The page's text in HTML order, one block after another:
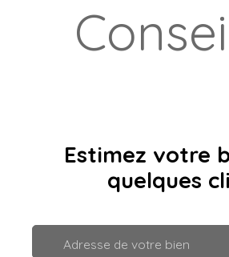
Estimez votre
quelques
Adresse de votre bien